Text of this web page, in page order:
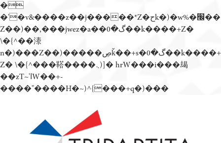
�
�'�v&����z��j�����*Z�حk�)�w%�׬��
Z��)��,���jwez�a��گ�0��k����+Z�
\�{^��溙
n�)���Z��)�����ڝǩ��+s�گ�0��k����+
Z� \�{^���鞳����܆)]� hrW���i���朅
��zƬ~'ߊW��+-
����"����H�~)^{���+q�)���